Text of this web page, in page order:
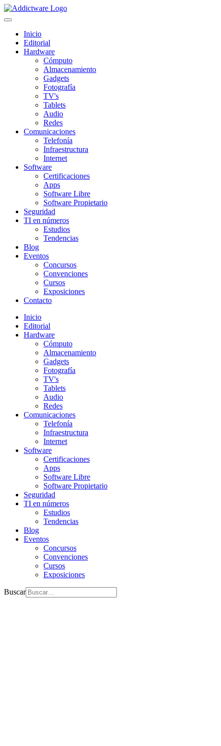
Inicio
Editorial
Hardware
Cómputo
Almacenamiento
Gadgets
Fotografía
TV's
Tablets
Audio
Redes
Comunicaciones
Telefonía
Infraestructura
Internet
Software
Certificaciones
Apps
Software Libre
Software Propietario
Seguridad
TI en números
Estudios
Tendencias
Blog
Eventos
Concursos
Convenciones
Cursos
Exposiciones
Contacto
Inicio
Editorial
Hardware
Cómputo
Almacenamiento
Gadgets
Fotografía
TV's
Tablets
Audio
Redes
Comunicaciones
Telefonía
Infraestructura
Internet
Software
Certificaciones
Apps
Software Libre
Software Propietario
Seguridad
TI en números
Estudios
Tendencias
Blog
Eventos
Concursos
Convenciones
Cursos
Exposiciones
Buscar